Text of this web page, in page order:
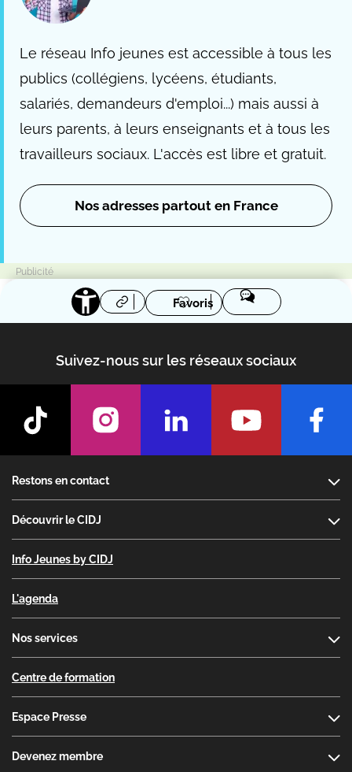
Le réseau Info jeunes est accessible à tous les
publics (collégiens, lycéens, étudiants,
salariés, demandeurs d'emploi...) mais aussi à
leurs parents, à leurs enseignants et à tous les
travailleurs sociaux. L'accès est libre et gratuit.
Nos adresses partout en France
Favoris
Suivez-nous sur les réseaux sociaux
Restons en contact
Découvrir le CIDJ
Info Jeunes by CIDJ
L'agenda
Nos services
Centre de formation
Espace Presse
Devenez membre